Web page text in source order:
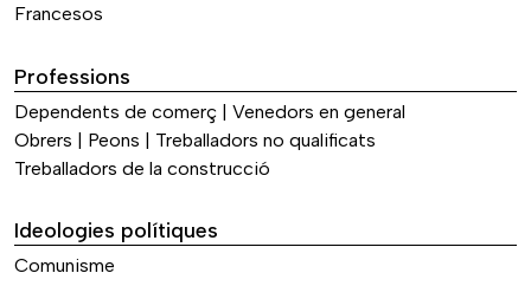
Francesos
Professions
Dependents de comerç | Venedors en general
Obrers | Peons | Treballadors no qualificats
Treballadors de la construcció
Ideologies polítiques
Comunisme